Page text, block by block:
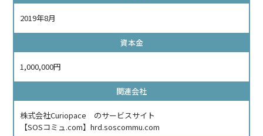
2019年8月
資本金
1,000,000円
関連会社
株式会社Curiopace のサービスサイト
【SOSコミュ.com】hrd.soscommu.com